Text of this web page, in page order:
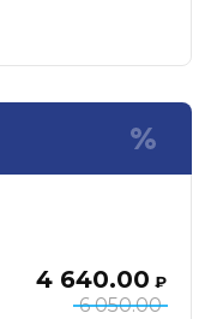
6 050.00
4 640.00 ₽